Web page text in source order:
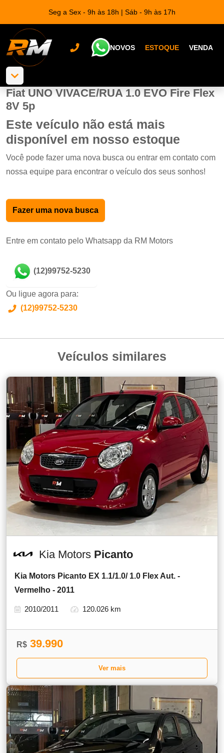
Seg a Sex - 9h às 18h | Sáb - 9h às 17h
NOVOS ESTOQUE VENDA
Fiat UNO VIVACE/RUA 1.0 EVO Fire Flex
8V 5p
Este veículo não está mais
disponível em nosso estoque
Você pode fazer uma nova busca ou entrar em contato com
nossa equipe para encontrar o veículo dos seus sonhos!
Fazer uma nova busca
Entre em contato pelo Whatsapp da RM Motors
(12)99752-5230
Ou ligue agora para:
(12)99752-5230
Veículos similares
Kia Motors Picanto
Kia Motors Picanto EX 1.1/1.0/ 1.0 Flex Aut. -
Vermelho - 2011
2010/2011 120.026 km
R$ 39.990
Ver mais